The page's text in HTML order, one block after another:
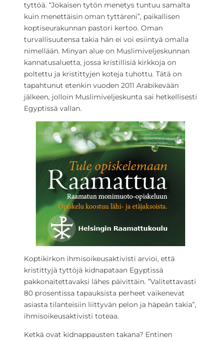
tyttöä. “Jokaisen tytön menetys tuntuu samalta
kuin menettäisin oman tyttäreni”, paikallisen
koptiseurakunnan pastori kertoo. Oman
turvallisuutensa takia hän ei voi esiintyä omalla
nimellään. Minyan alue on Muslimiveljeskunnan
kannatusaluetta, jossa kristillisiä kirkkoja on
poltettu ja kristittyjen koteja tuhottu. Tätä on
tapahtunut etenkin vuoden 2011 Arabikevään
jälkeen, jolloin Muslimiveljeskunta sai hetkellisesti
Egyptissä vallan.
Koptikirkon ihmisoikeusaktivisti arvioi, että
kristittyjä tyttöjä kidnapataan Egyptissä
pakkonaitettavaksi lähes päivittäin. ”Valitettavasti
80 prosentissa tapauksista perheet vaikenevat
asiasta tilanteisiin liittyvän pelon ja häpeän takia”,
ihmisoikeusaktivisti toteaa.
Ketkä ovat kidnappausten takana? Entinen